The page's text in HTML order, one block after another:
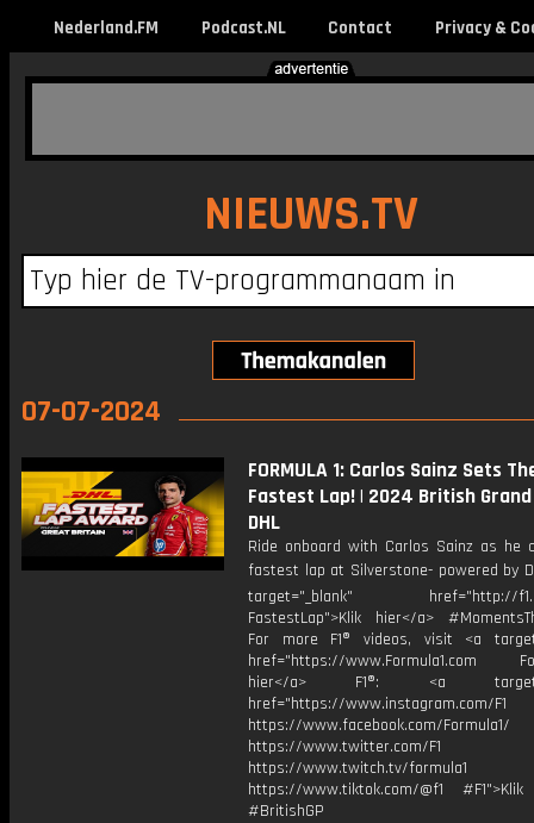
Nederland.FM Podcast.NL Contact Privacy &
NIEUWS.TV
07-07-2024
FORMULA 1: Carlos Sainz Sets
Fastest Lap! | 2024 British
DHL
Ride onboard with Carlos Sainz as he
fastest lap at Silverstone- powered by
target="_blank" href="http://
FastestLap">Klik hier</a>
For more F1® videos, visit <a
href="https://www.Formula1.com
hier</a> F1®: <a
href="https://www.instagram.com/F1
https://www.facebook.com/Formula1/
https://www.twitter.com/F1
https://www.twitch.tv/formula1
https://www.tiktok.com/@f1
#BritishGP